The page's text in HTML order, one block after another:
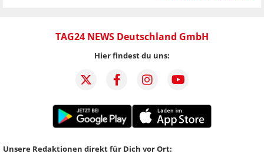
TAG24 NEWS Deutschland GmbH
Hier findest du uns:
Unsere Redaktionen direkt für Dich vor Ort: